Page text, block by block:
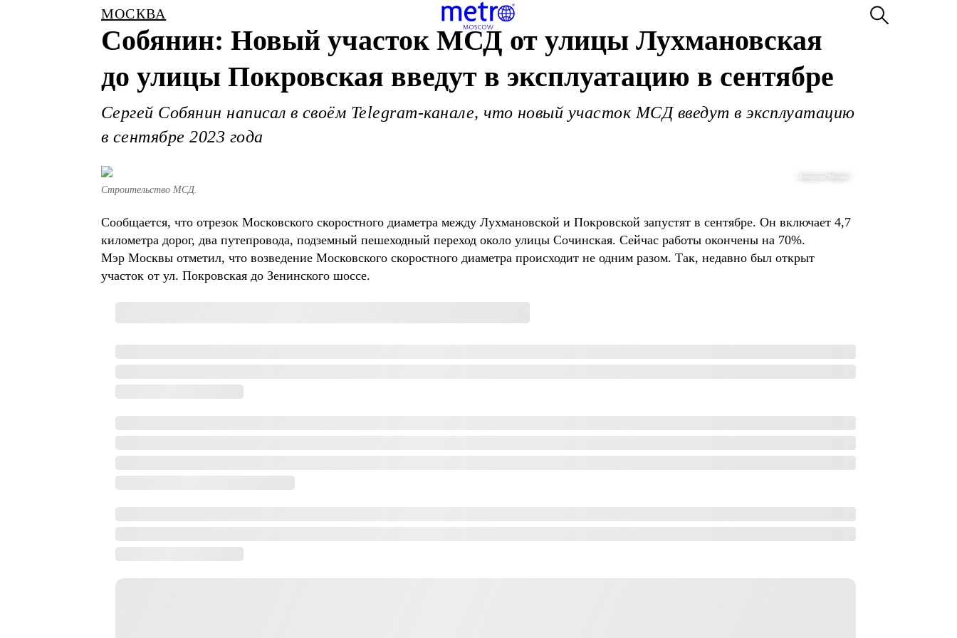
МОСКВА
Собянин: Новый участок МСД от улицы Лухмановская
до улицы Покровская введут в эксплуатацию в сентябре
Сергей Собянин написал в своём Telegram-канале, что новый участок МСД введут в эксплуатацию
в сентябре 2023 года
Агентство "Москва"
Строительство МСД.
Сообщается, что отрезок Московского скоростного диаметра между Лухмановской и Покровской запустят в сентябре. Он включает 4,7
километра дорог, два путепровода, подземный пешеходный переход около улицы Сочинская. Сейчас работы окончены на 70%.
Мэр Москвы отметил, что возведение Московского скоростного диаметра происходит не одним разом. Так, недавно был открыт
участок от ул. Покровская до Зенинского шоссе.